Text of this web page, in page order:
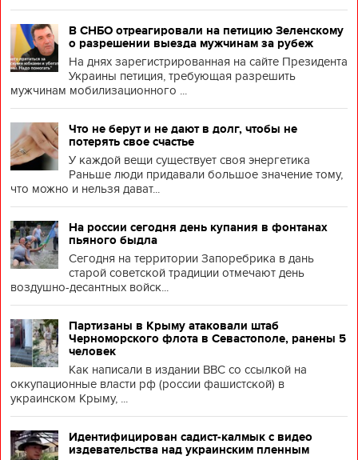
В СНБО отреагировали на петицию Зеленскому
о разрешении выезда мужчинам за рубеж
На днях зарегистрированная на сайте Президента
Украины петиция, требующая разрешить
мужчинам мобилизационного ...
Что не берут и не дают в долг, чтобы не
потерять свое счастье
У каждой вещи существует своя энергетика
Раньше люди придавали большое значение тому,
что можно и нельзя дават...
На россии сегодня день купания в фонтанах
пьяного быдла
Сегодня на территории Запоребрика в дань
старой советской традиции отмечают день
воздушно-десантных войск...
Партизаны в Крыму атаковали штаб
Черноморского флота в Севастополе, ранены 5
человек
Как написали в издании BBC со ссылкой на
оккупационные власти рф (россии фашистской) в
украинском Крыму, ...
Идентифицирован садист-калмык с видео
издевательства над украинским пленным